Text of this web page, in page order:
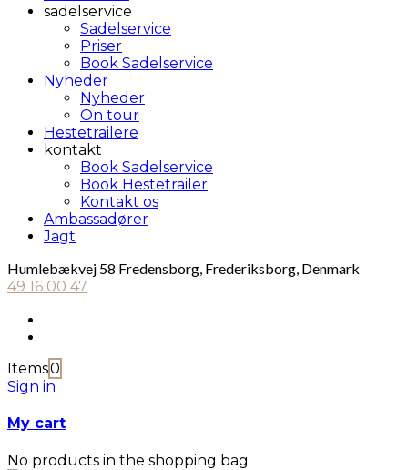
sadelservice
Sadelservice
Priser
Book Sadelservice
Nyheder
Nyheder
On tour
Hestetrailere
kontakt
Book Sadelservice
Book Hestetrailer
Kontakt os
Ambassadører
Jagt
Humlebækvej 58 Fredensborg, Frederiksborg, Denmark
49 16 00 47
Items0
Sign in
My cart
No products in the shopping bag.